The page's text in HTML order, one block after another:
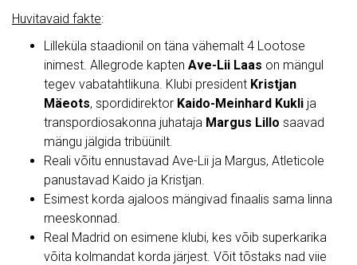
Huvitavaid fakte:
Lilleküla staadionil on täna vähemalt 4 Lootose
inimest. Allegrode kapten Ave-Lii Laas on mängul
tegev vabatahtlikuna. Klubi president Kristjan
Mäeots, spordidirektor Kaido-Meinhard Kukli ja
transpordiosakonna juhataja Margus Lillo saavad
mängu jälgida tribüünilt.
Reali võitu ennustavad Ave-Lii ja Margus, Atleticole
panustavad Kaido ja Kristjan.
Esimest korda ajaloos mängivad finaalis sama linna
meeskonnad.
Real Madrid on esimene klubi, kes võib superkarika
võita kolmandat korda järjest. Võit tõstaks nad viie